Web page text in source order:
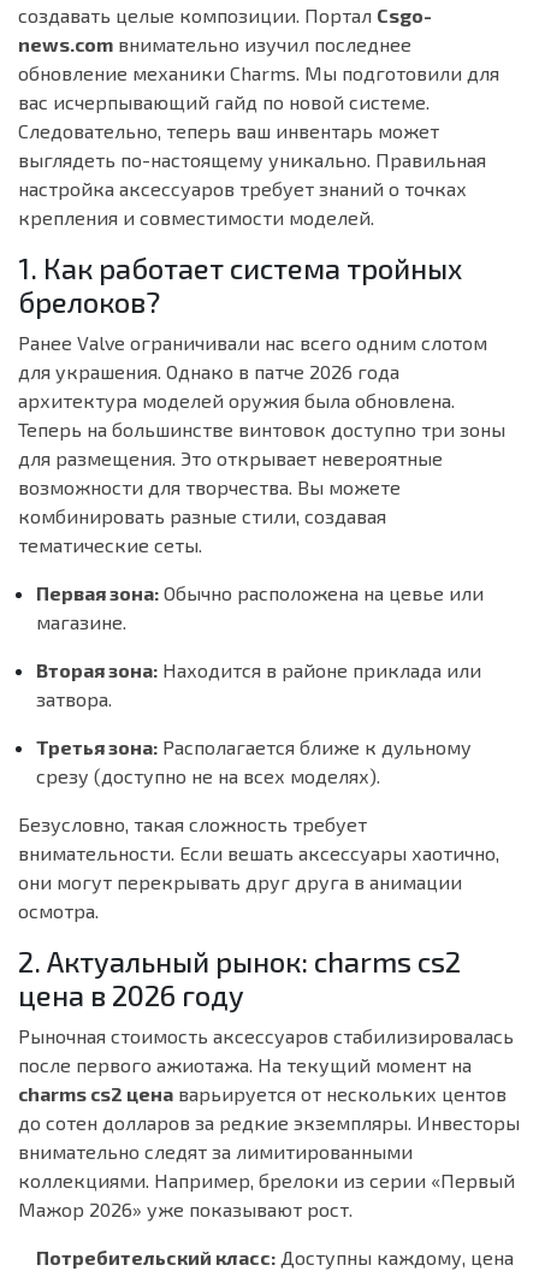
создавать целые композиции. Портал Csgo-
news.com внимательно изучил последнее
обновление механики Charms. Мы подготовили для
вас исчерпывающий гайд по новой системе.
Следовательно, теперь ваш инвентарь может
выглядеть по-настоящему уникально. Правильная
настройка аксессуаров требует знаний о точках
крепления и совместимости моделей.
1. Как работает система тройных
брелоков?
Ранее Valve ограничивали нас всего одним слотом
для украшения. Однако в патче 2026 года
архитектура моделей оружия была обновлена.
Теперь на большинстве винтовок доступно три зоны
для размещения. Это открывает невероятные
возможности для творчества. Вы можете
комбинировать разные стили, создавая
тематические сеты.
Первая зона: Обычно расположена на цевье или
магазине.
Вторая зона: Находится в районе приклада или
затвора.
Третья зона: Располагается ближе к дульному
срезу (доступно не на всех моделях).
Безусловно, такая сложность требует
внимательности. Если вешать аксессуары хаотично,
они могут перекрывать друг друга в анимации
осмотра.
2. Актуальный рынок: charms cs2
цена в 2026 году
Рыночная стоимость аксессуаров стабилизировалась
после первого ажиотажа. На текущий момент на
charms cs2 цена варьируется от нескольких центов
до сотен долларов за редкие экземпляры. Инвесторы
внимательно следят за лимитированными
коллекциями. Например, брелоки из серии «Первый
Мажор 2026» уже показывают рост.
Потребительский класс: Доступны каждому, цена